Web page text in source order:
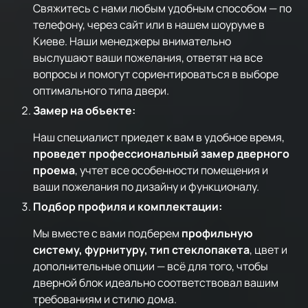
Свяжитесь с нами любым удобным способом — по
телефону, через сайт или в нашем шоуруме в
Киеве. Наши менеджеры внимательно
выслушают ваши пожелания, ответят на все
вопросы и помогут сориентироваться в выборе
оптимального типа двери.
Замер на объекте:
Наш специалист приедет к вам в удобное время,
проведет профессиональный замер дверного
проема, учтет все особенности помещения и
ваши пожелания по дизайну и функционалу.
Подбор профиля и комплектации:
Мы вместе с вами подберем профильную
систему, фурнитуру, тип стеклопакета, цвет и
дополнительные опции — всё для того, чтобы
дверной блок идеально соответствовал вашим
требованиям и стилю дома.